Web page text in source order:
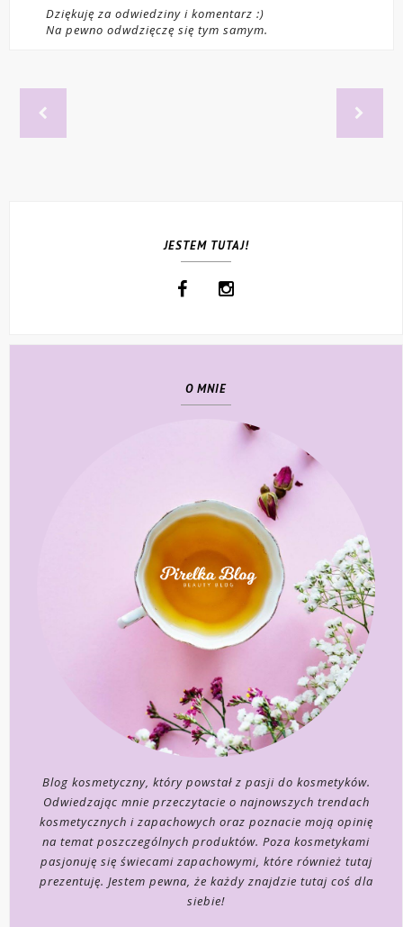
Dziękuję za odwiedziny i komentarz :)
Na pewno odwdzięczę się tym samym.
JESTEM TUTAJ!
O MNIE
Blog kosmetyczny, który powstał z pasji do kosmetyków.
Odwiedzając mnie przeczytacie o najnowszych trendach
kosmetycznych i zapachowych oraz poznacie moją opinię
na temat poszczególnych produktów. Poza kosmetykami
pasjonuję się świecami zapachowymi, które również tutaj
prezentuję. Jestem pewna, że każdy znajdzie tutaj coś dla
siebie!